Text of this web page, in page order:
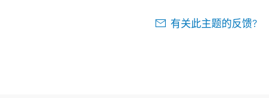
有关此主题的反馈?